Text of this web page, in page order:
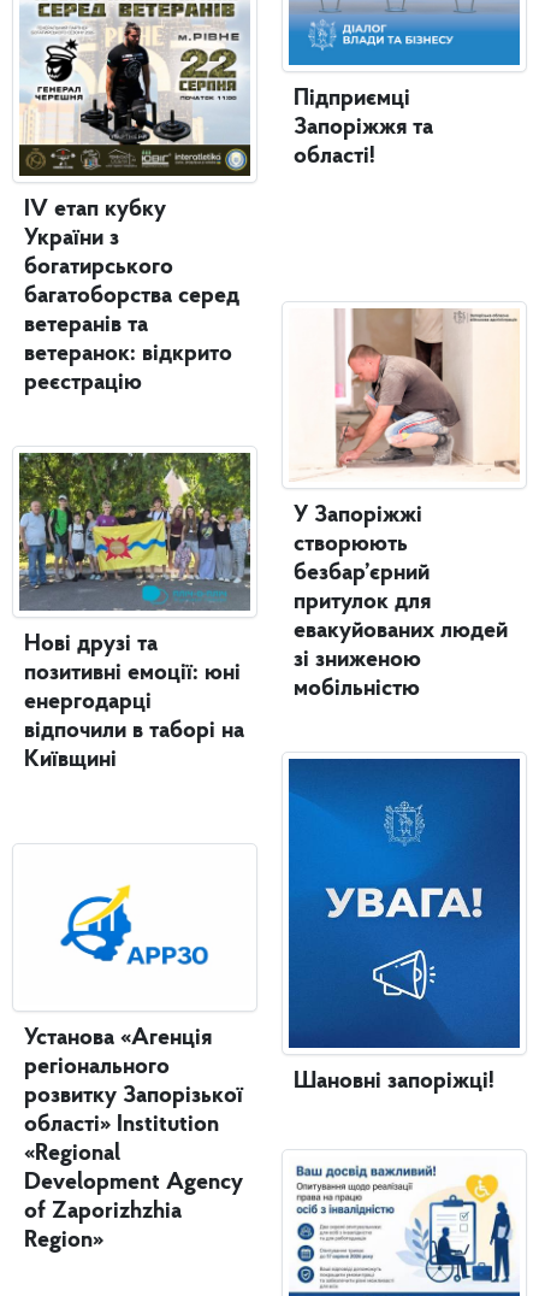
IV етап кубку
України з
богатирського
багатоборства серед
ветеранів та
ветеранок: відкрито
реєстрацію
Нові друзі та
позитивні емоції: юні
енергодарці
відпочили в таборі на
Київщині
Установа «Агенція
регіонального
розвитку Запорізької
області» Institution
«Regional
Development Agency
of Zaporizhzhia
Region»
Підприємці
Запоріжжя та
області!
У Запоріжжі
створюють
безбар’єрний
притулок для
евакуйованих людей
зі зниженою
мобільністю
Шановні запоріжці!